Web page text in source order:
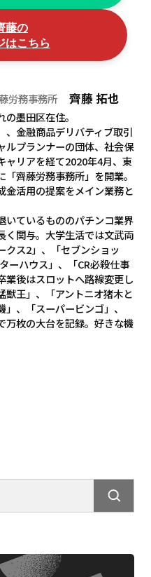
藤の
はこちら
労務事務所 齊藤 拓也
墨田区在住。
、金融商品デリバティブ取引
ルプランナーの団体、社会保
ャリアを経て2020年4月、東
齊藤労務事務所」を開業。
金活用の提案をメイン業務と
いているもののパチンコ業界
く関与。大学生活では文武両
クス2」、「セブンショッ
ーハウス」、「CR必殺仕事
業後はスロットへ路線変更し
獣王」、「アントニオ猪木と
、「スーパービンゴ」、
万枚の大台を記録。好きな機